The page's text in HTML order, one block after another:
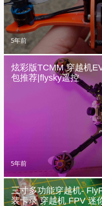
5年前
炫彩版TCMM 穿越机
包推荐|flysky遥控
5年前
三寸多功能穿越机-
装卡录 穿越机 FPV 迷